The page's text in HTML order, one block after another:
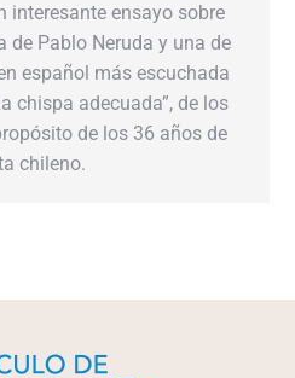
interesante ensayo sobre
de Pablo Neruda y una de
español más escuchada
chispa adecuada”, de los
de los 36 años de
chileno.